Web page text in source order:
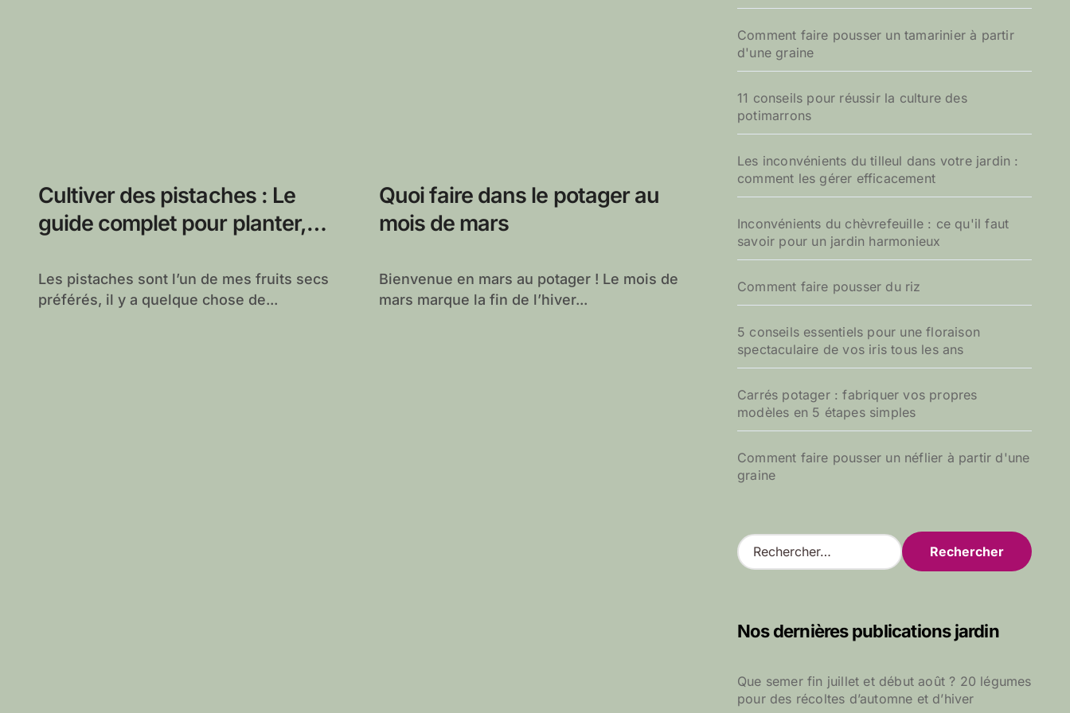
Cultiver des pistaches : Le
guide complet pour planter,
Les pistaches sont l’un de mes fruits secs
préférés, il y a quelque chose de...
Quoi faire dans le potager au
mois de mars
Bienvenue en mars au potager ! Le mois de
mars marque la fin de l’hiver...
Comment faire pousser un tamarinier à partir
d'une graine
11 conseils pour réussir la culture des
potimarrons
Les inconvénients du tilleul dans votre jardin :
comment les gérer efficacement
Inconvénients du chèvrefeuille : ce qu'il faut
savoir pour un jardin harmonieux
Comment faire pousser du riz
5 conseils essentiels pour une floraison
spectaculaire de vos iris tous les ans
Carrés potager : fabriquer vos propres
modèles en 5 étapes simples
Comment faire pousser un néflier à partir d'une
graine
R
e
r
e
r
Nos dernières publications jardin
Que semer fin juillet et début août ? 20 légumes
pour des récoltes d’automne et d’hiver